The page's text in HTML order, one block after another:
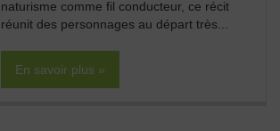
naturisme comme fil conducteur, ce récit
réunit des personnages au départ très...
En savoir plus »